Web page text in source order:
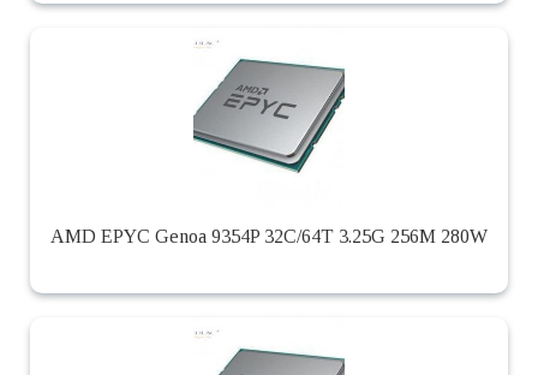
AMD EPYC Genoa 9354P 32C/64T 3.25G 256M 280W